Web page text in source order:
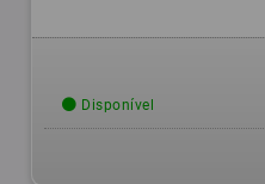
Disponível